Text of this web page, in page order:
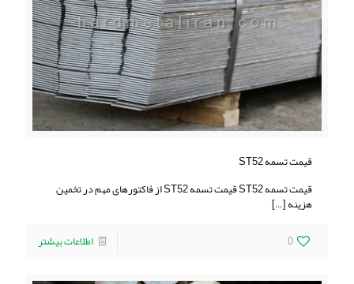
قیمت تسمه ST52
قیمت تسمه ST52 قیمت تسمه ST52 از فاکتورهای مهم در تخمین
هزینه[…]
0
اطلاعات بیشتر